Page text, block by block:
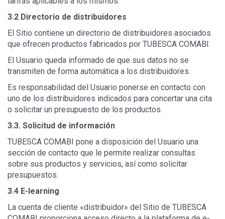
3.2 Directorio de distribuidores
El Sitio contiene un directorio de distribuidores asociados
que ofrecen productos fabricados por TUBESCA COMABI.
El Usuario queda informado de que sus datos no se
transmiten de forma automática a los distribuidores.
Es responsabilidad del Usuario ponerse en contacto con
uno de los distribuidores indicados para concertar una cita
o solicitar un presupuesto de los productos.
3.3. Solicitud de información
TUBESCA COMABI pone a disposición del Usuario una
sección de contacto que le permite realizar consultas
sobre sus productos y servicios, así como solicitar
presupuestos.
3.4 E-learning
La cuenta de cliente «distribuidor» del Sitio de TUBESCA